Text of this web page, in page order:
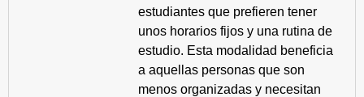
estudiantes que prefieren tener
unos horarios fijos y una rutina de
estudio. Esta modalidad beneficia
a aquellas personas que son
menos organizadas y necesitan